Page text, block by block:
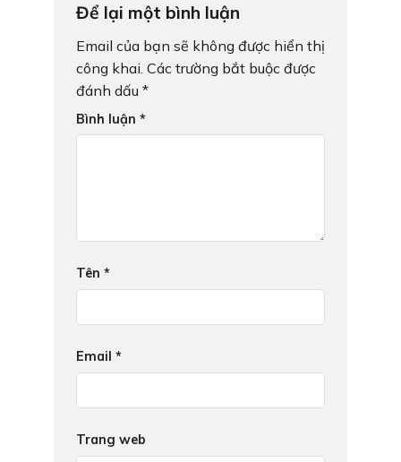
Để lại một bình luận
Email của bạn sẽ không được hiển thị
công khai. Các trường bắt buộc được
đánh dấu *
Bình luận *
Tên *
Email *
Trang web